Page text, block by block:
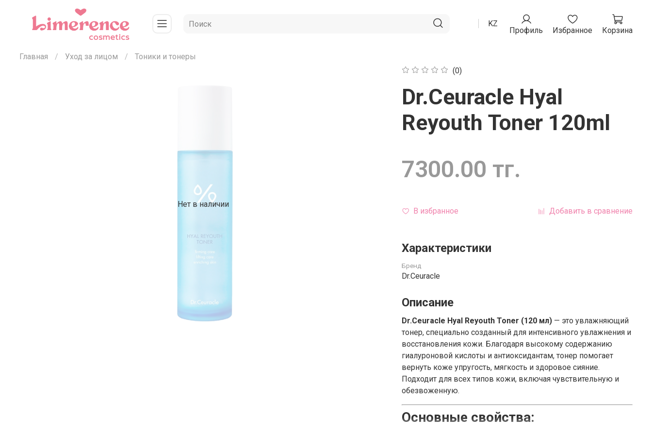
KZ
Профиль Избранное Корзина
Главная Уход за лицом Тоники и тонеры
Нет в наличии
(0)
Dr.Ceuracle Hyal
Reyouth Toner 120ml
7300.00 тг.
В избранное Добавить в сравнение
Характеристики
Бренд
Dr.Ceuracle
Описание
Dr.Ceuracle Hyal Reyouth Toner (120 мл) — это увлажняющий
тонер, специально созданный для интенсивного увлажнения и
восстановления кожи. Благодаря высокому содержанию
гиалуроновой кислоты и антиоксидантам, тонер помогает
вернуть коже упругость, мягкость и здоровое сияние.
Подходит для всех типов кожи, включая чувствительную и
обезвоженную.
Основные свойства: